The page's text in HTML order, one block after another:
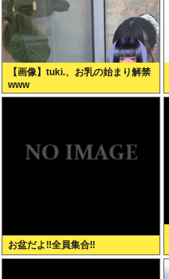
【画像】tuki.、お乳の始まり解禁
www
お盆だよ‼全員集合‼